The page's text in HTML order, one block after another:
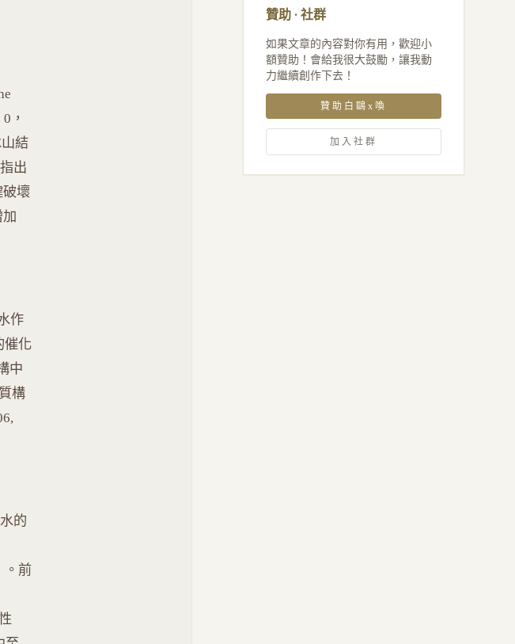
，
結
出
壞
作
催化
中
構
的
。前
贊助 · 社群
如果文章的內容對你有用，歡迎小
額贊助！會給我很大鼓勵，讓我動
力繼續創作下去！
贊助白鷗x喚
加入社群